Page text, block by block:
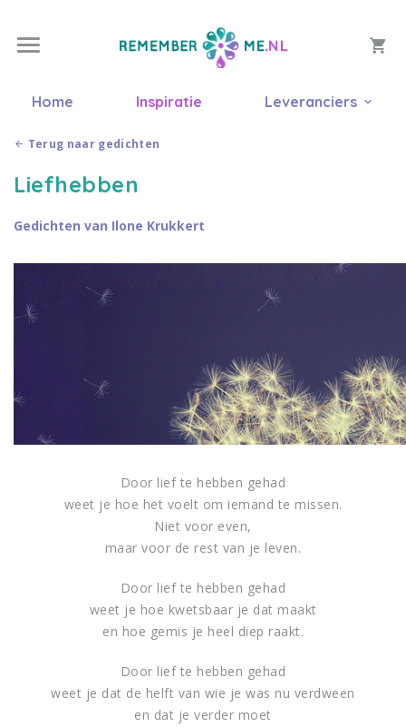
Home Inspiratie Leveranciers
Terug naar gedichten
Liefhebben
Gedichten van Ilone Krukkert
Door lief te hebben gehad
weet je hoe het voelt om iemand te missen.
Niet voor even,
maar voor de rest van je leven.
Door lief te hebben gehad
weet je hoe kwetsbaar je dat maakt
en hoe gemis je heel diep raakt.
Door lief te hebben gehad
weet je dat de helft van wie je was nu verdween
en dat je verder moet